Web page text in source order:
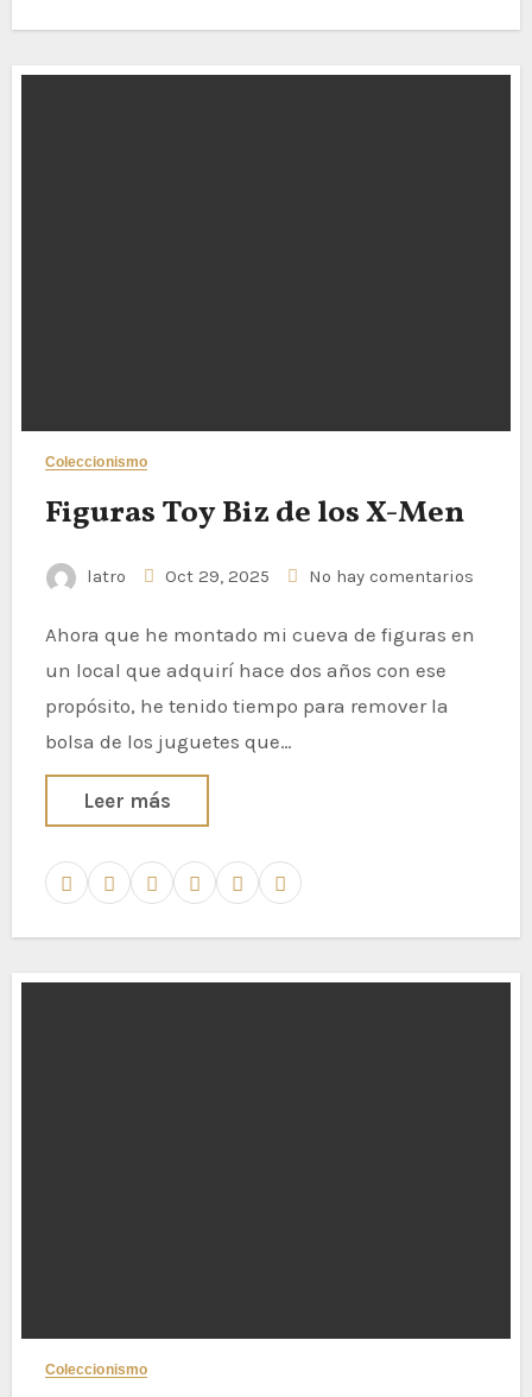
Coleccionismo
Figuras Toy Biz de los X-Men
latro Oct 29, 2025 No hay comentarios
Ahora que he montado mi cueva de figuras en
un local que adquirí hace dos años con ese
propósito, he tenido tiempo para remover la
bolsa de los juguetes que…
Leer más
Coleccionismo